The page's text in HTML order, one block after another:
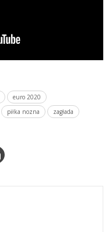
euro 2020
piłka nozna zagłada